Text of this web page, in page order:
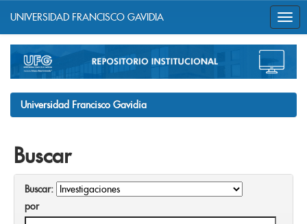
navigation
UNIVERSIDAD FRANCISCO GAVIDIA
Universidad Francisco Gavidia
Buscar
Buscar:
por